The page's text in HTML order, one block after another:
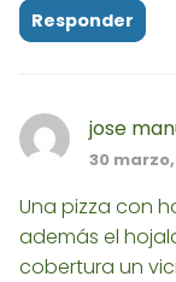
Responder
jose
30 marzo,
Una pizza con
además el
cobertura un